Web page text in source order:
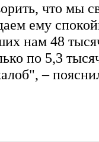
что мы
ему
нам 48
по 5,3
–